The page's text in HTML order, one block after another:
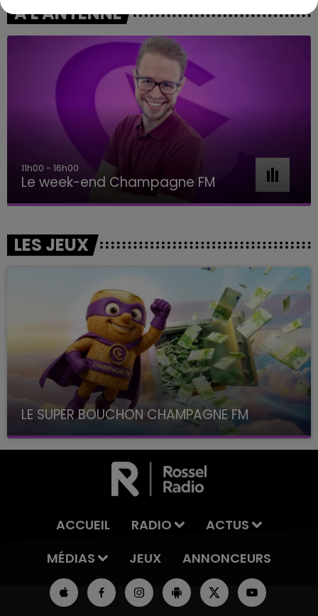
A L'ANTENNE
11h00 - 16h00
Le week-end Champagne FM
LES JEUX
LE SUPER BOUCHON CHAMPAGNE FM
avec La Famille Champagne FM, à 8H10
ACCUEIL RADIO
ACTUS
MÉDIAS
JEUX ANNONCEURS